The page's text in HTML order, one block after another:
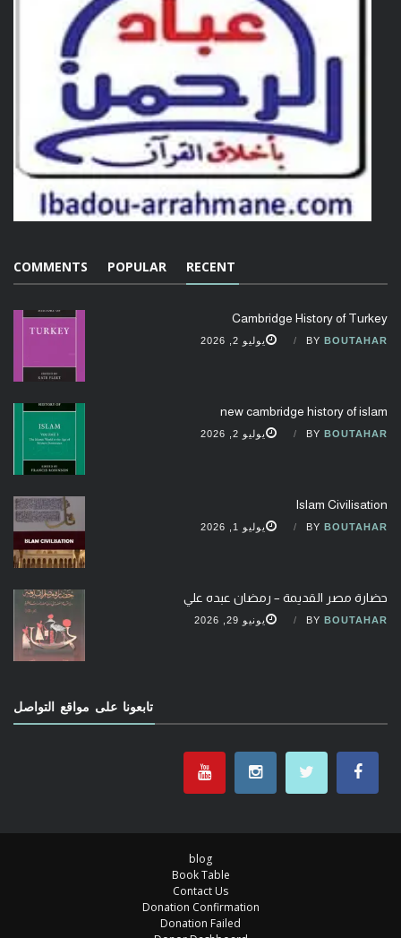
RECENT
POPULAR
COMMENTS
Cambridge History of Turkey
BY BOUTAHAR يوليو 2, 2026
new cambridge history of islam
BY BOUTAHAR يوليو 2, 2026
Islam Civilisation
BY BOUTAHAR يوليو 1, 2026
حضارة مصر القديمة – رمضان عبده علي
BY BOUTAHAR يونيو 29, 2026
تابعونا على مواقع التواصل
blog
Book Table
Contact Us
Donation Confirmation
Donation Failed